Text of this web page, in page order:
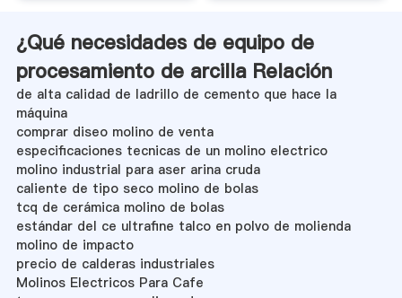
¿Qué necesidades de equipo de
procesamiento de arcilla Relación
de alta calidad de ladrillo de cemento que hace la
máquina
comprar diseo molino de venta
especificaciones tecnicas de un molino electrico
molino industrial para aser arina cruda
caliente de tipo seco molino de bolas
tcq de cerámica molino de bolas
estándar del ce ultrafine talco en polvo de molienda
molino de impacto
precio de calderas industriales
Molinos Electricos Para Cafe